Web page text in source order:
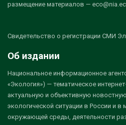
размещение материалов —
Свидетельство о регистрации СМИ
Об издании
Национальное информационное
«Экология») — тематическое
актуальную и объективную
экологической ситуации в России и в
окружающей среды, деятельности